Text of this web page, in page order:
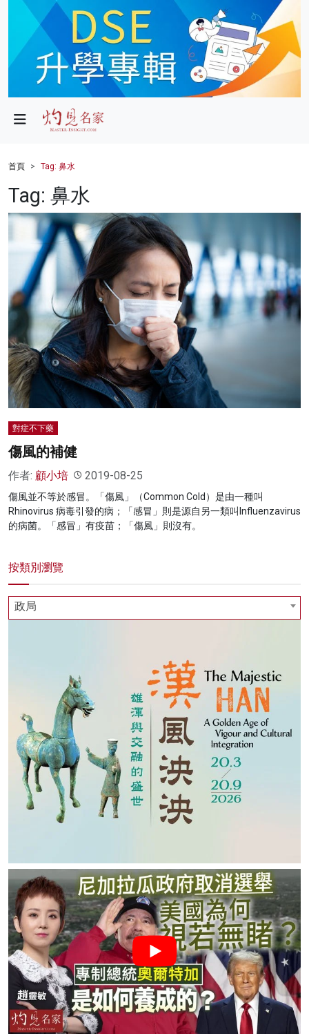
政局
財經
健康
商業
科技
影片
名家榜
灼見活動
關於我們
首頁 Tag: 鼻水
Tag: 鼻水
對症不下藥
傷風的補健
作者: 顧小培 2019-08-25
傷風並不等於感冒。「傷風」（Common Cold）是由一種叫
Rhinovirus 病毒引發的病；「感冒」則是源自另一類叫Influenzavirus
的病菌。「感冒」有疫苗；「傷風」則沒有。
按類別瀏覽
政局